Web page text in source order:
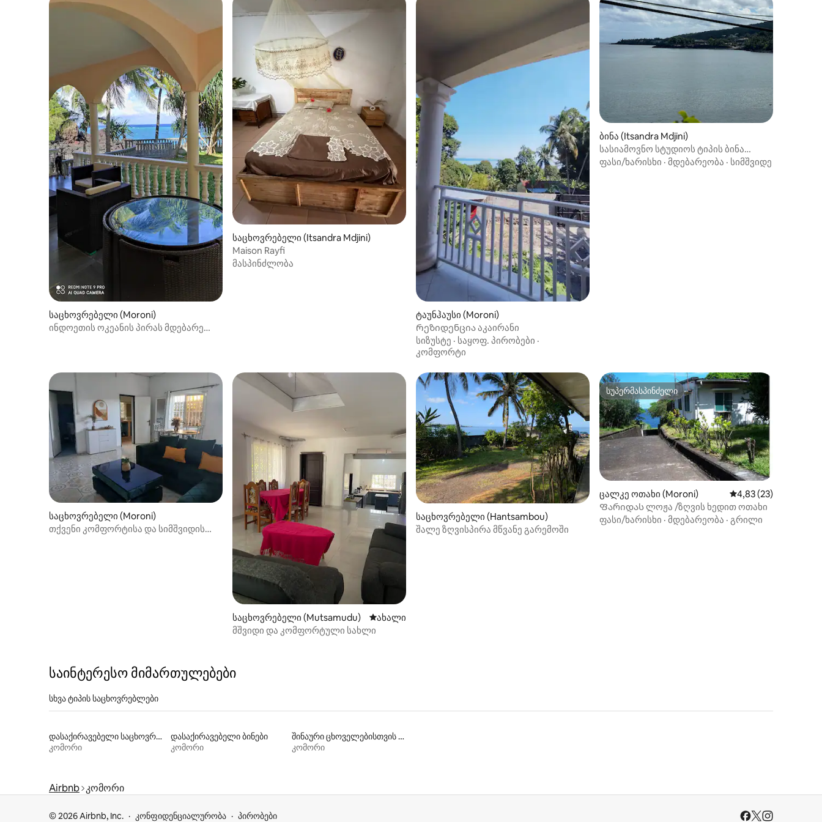
საცხოვრებელი (Moroni)
ინდოეთის ოკეანის პირას მდებარე
საცხოვრებელი (Itsandra Mdjini)
Maison Rayfi
მასპინძლობა
ტაუნჰაუსი (Moroni)
Რეზიდენცია აკაირანი
სიზუსტე · საყოფ. პირობები ·
კომფორტი
ბინა (Itsandra Mdjini)
სასიამოვნო სტუდიოს ტიპის ბინა
დასასვენებლად.
ფასი/ხარისხი · მდებარეობა · სიმშვიდე
საცხოვრებელი (Moroni)
თქვენი კომფორტისა და სიმშვიდის
საცხოვრებელი (Mutsamudu) ახლად დამატებული საცხოვრებელი
ახალი
მშვიდი და კომფორტული სახლი
საცხოვრებელი (Hantsambou)
შალე ზღვისპირა მწვანე გარემოში
სუპერმასპინძელი
სუპერმასპინძელი
ცალკე ოთახი (Moroni) საშუალო შეფასებაა
4,83 (23)
Ფარიდას ლოჟა /ზღვის ხედით ოთახი
ფასი/ხარისხი · მდებარეობა · გრილი
საინტერესო მიმართულებები
სხვა ტიპის საცხოვრებლები
დასაქირავებელი საცხოვრებლები პლაჟზე გასასვლელით
კომორი
დასაქირავებელი ბინები
კომორი
შინაური ცხოველებისთვის შესაფერისი დასაქირავებელი საცხოვრებლები
კომორი
Airbnb კომორი
© 2026 Airbnb, Inc. კონფიდენციალურობა პირობები